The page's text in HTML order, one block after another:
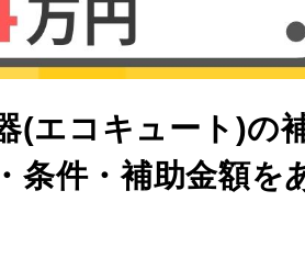
(エコキュート)の
条件・補助金額を